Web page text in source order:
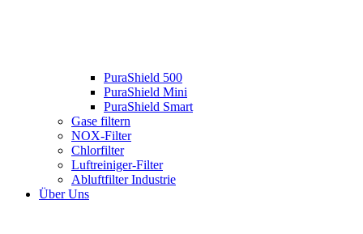
PuraShield 500
PuraShield Mini
PuraShield Smart
Gase filtern
NOX-Filter
Chlorfilter
Luftreiniger-Filter
Abluftfilter Industrie
Über Uns